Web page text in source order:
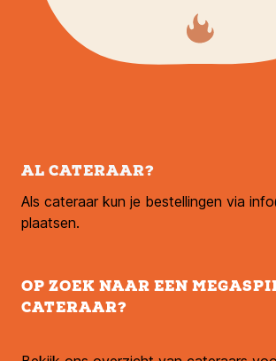
AL CATERAAR?
Als cateraar kun je bestellingen via
plaatsen.
OP ZOEK NAAR EEN
CATERAAR?